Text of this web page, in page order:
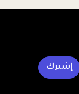
إشترك